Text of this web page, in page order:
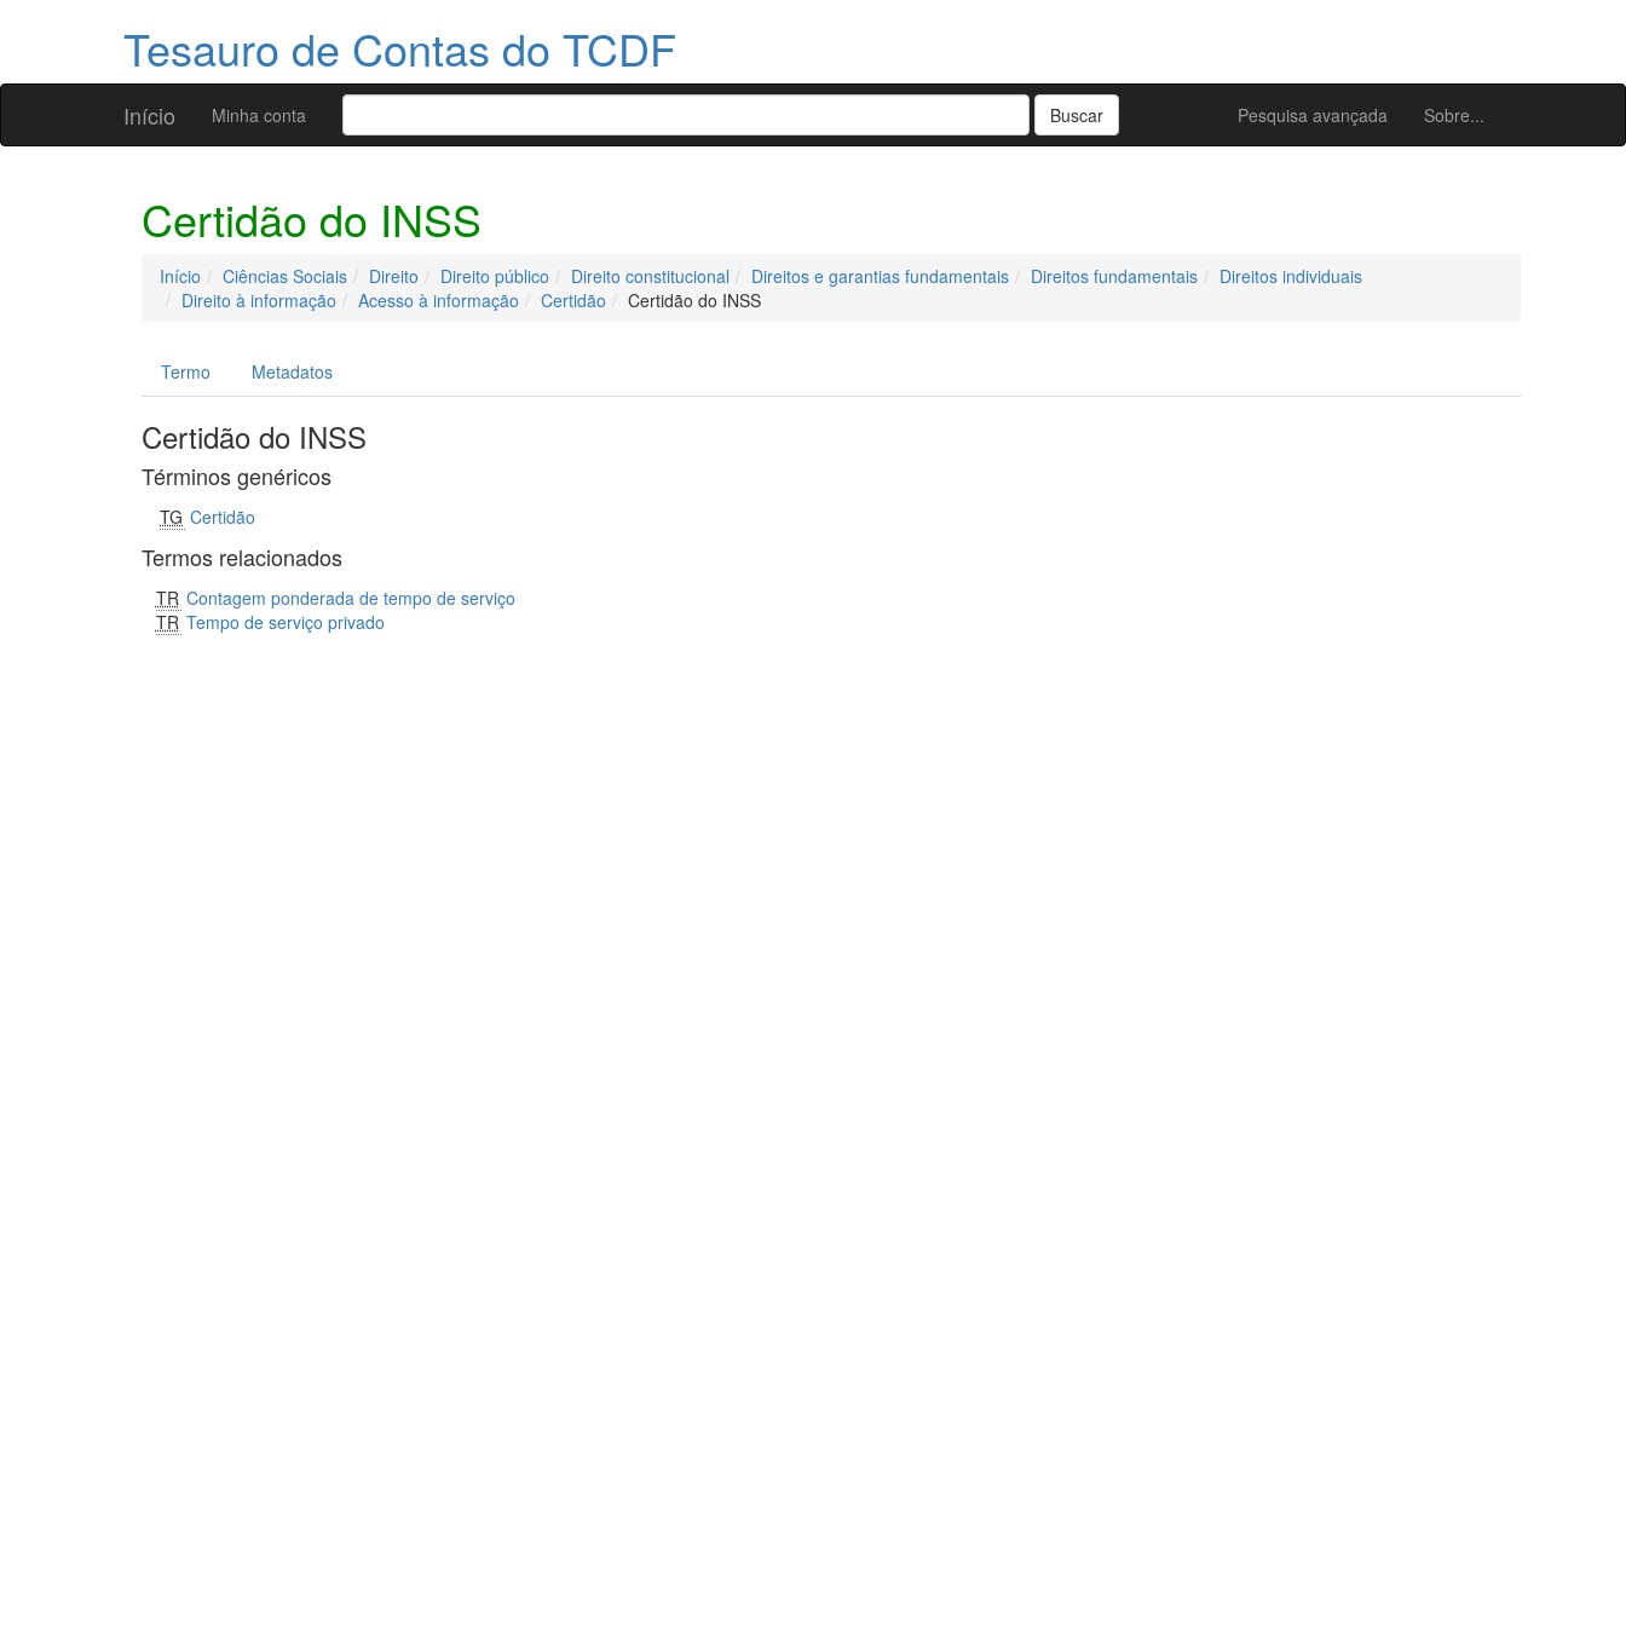
Tesauro de Contas do TCDF
Início Pesquisa avançada Sobre...
Minha conta
Certidão do INSS
Início Ciências Sociais Direito Direito público Direito constitucional Direitos e garantias fundamentais Direitos fundamentais
Direitos individuais
Direito à informação
Acesso à informação Certidão Certidão do INSS
Termo Metadatos
Certidão do INSS
Términos genéricos
TG Certidão
Termos relacionados
TR Contagem ponderada de tempo de serviço
TR Tempo de serviço privado